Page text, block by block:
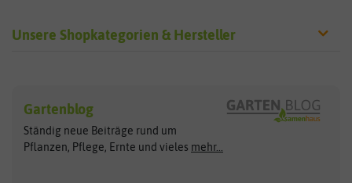
Unsere Shopkategorien & Hersteller
Exotische Samen
Gemüsesamen
Gründünger
Arche Noah
ASB Greenworld
Clever Pots
COMPO
Gartenblog
Ständig neue Beiträge rund um
Pflanzen, Pflege, Ernte und vieles mehr...